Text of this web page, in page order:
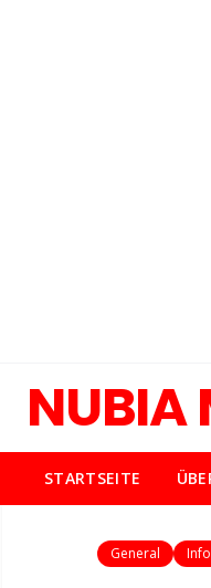
NUBIA
STARTSEITE
General